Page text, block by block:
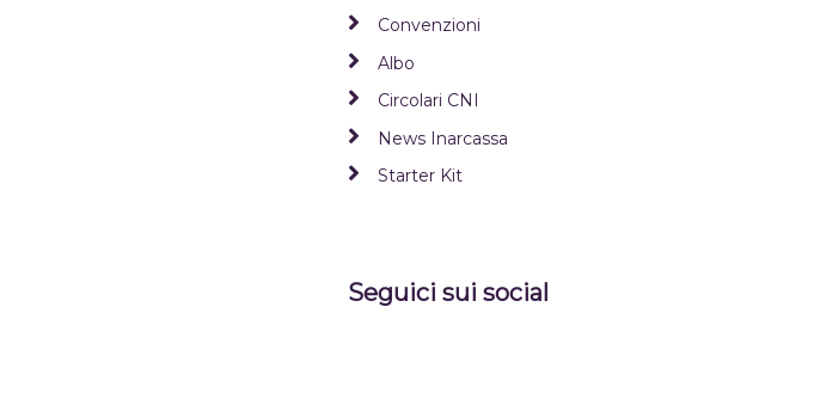
Convenzioni
Albo
Circolari CNI
News Inarcassa
Starter Kit
Seguici sui social